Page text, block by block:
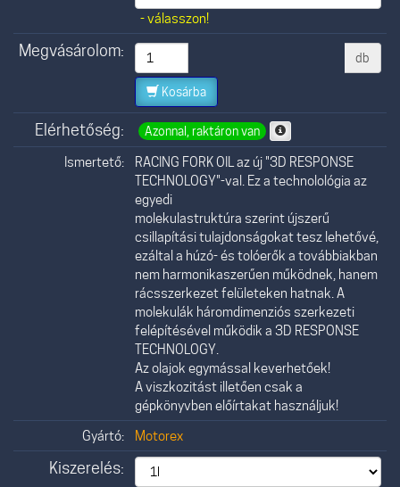
- válasszon!
Megvásárolom: db
Kosárba
Elérhetőség: Azonnal, raktáron van
Ismertető:
RACING FORK OIL az új "3D RESPONSE
TECHNOLOGY"-val. Ez a technolológia az
egyedi
molekulastruktúra szerint újszerű
csillapítási tulajdonságokat tesz lehetővé,
ezáltal a húzó- és tolóerők a továbbiakban
nem harmonikaszerűen működnek, hanem
rácsszerkezet felületeken hatnak. A
molekulák háromdimenziós szerkezeti
felépítésével működik a 3D RESPONSE
TECHNOLOGY.
Az olajok egymással keverhetőek!
A viszkozitást illetően csak a
gépkönyvben előírtakat használjuk!
Gyártó:
Motorex
Kiszerelés: